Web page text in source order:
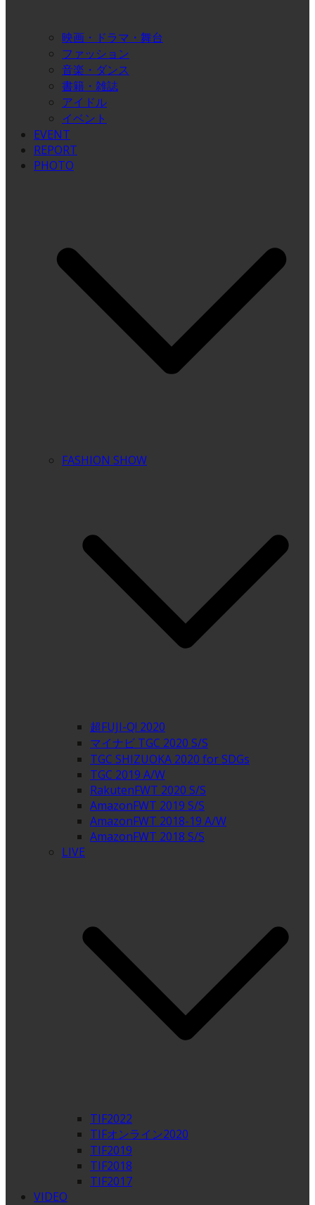
映画・ドラマ・舞台
ファッション
音楽・ダンス
書籍・雑誌
アイドル
イベント
EVENT
REPORT
PHOTO
FASHION SHOW
超FUJI-Q! 2020
マイナビ TGC 2020 S/S
TGC SHIZUOKA 2020 for SDGs
TGC 2019 A/W
RakutenFWT 2020 S/S
AmazonFWT 2019 S/S
AmazonFWT 2018-19 A/W
AmazonFWT 2018 S/S
LIVE
TIF2022
TIFオンライン2020
TIF2019
TIF2018
TIF2017
VIDEO